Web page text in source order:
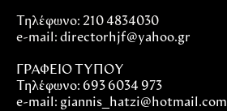
Τηλέφωνο: 210 4834030
e-mail: directorhjf@yahoo.gr
ΓΡΑΦΕΙΟ ΤΥΠΟΥ
Τηλέφωνο: 693 6034 973
e-mail: giannis_hatzi@hotmail.com